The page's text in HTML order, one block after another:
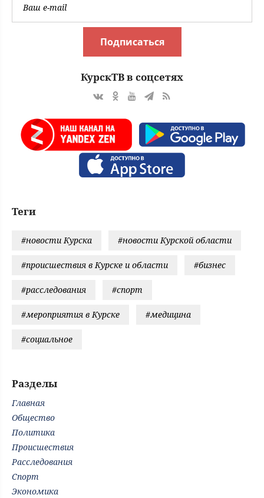
Подписаться
КурскТВ в соцсетях
Теги
#новости Курска #новости Курской области
#происшествия в Курске и области #бизнес
#расследования #спорт
#мероприятия в Курске #медицина
#социальное
Разделы
Главная
Общество
Политика
Происшествия
Расследования
Спорт
Экономика